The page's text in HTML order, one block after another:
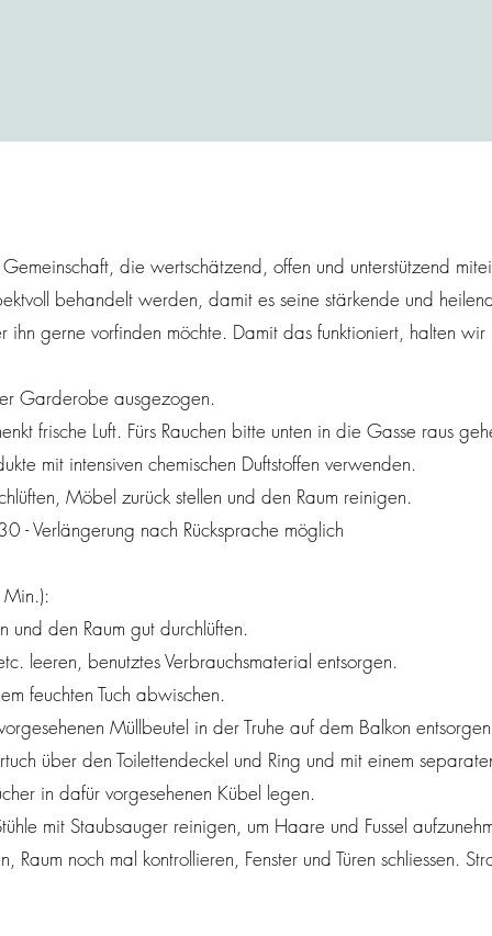
die wertschätzend, offen und unterstützend
behandelt werden, damit es seine stärkende und
ihn gerne vorfinden möchte. Damit das funktioniert, halten
Garderobe ausgezogen.
frische Luft. Fürs Rauchen bitte unten in die Gasse raus
mit intensiven chemischen Duftstoffen verwenden.
Möbel zurück stellen und den Raum reinigen.
Verlängerung nach Rücksprache möglich
Min.):
und den Raum gut durchlüften.
leeren, benutztes Verbrauchsmaterial entsorgen.
feuchten Tuch abwischen.
Müllbeutel in der Truhe auf dem Balkon
über den Toilettendeckel und Ring und mit einem
in dafür vorgesehenen Kübel legen.
mit Staubsauger reinigen, um Haare und Fussel
noch mal kontrollieren, Fenster und Türen schliessen.